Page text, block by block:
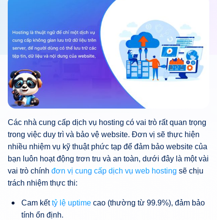
Các nhà cung cấp dịch vụ hosting có vai trò rất quan trọng
trong việc duy trì và bảo vệ website. Đơn vị sẽ thực hiện
nhiều nhiệm vụ kỹ thuật phức tạp để đảm bảo website của
bạn luôn hoạt động trơn tru và an toàn, dưới đây là một vài
vai trò chính đơn vị cung cấp dịch vụ web hosting sẽ chịu
trách nhiệm thực thi:
Cam kếttỷ lệ uptime cao (thường từ 99.9%), đảm bảo
tính ổn định.